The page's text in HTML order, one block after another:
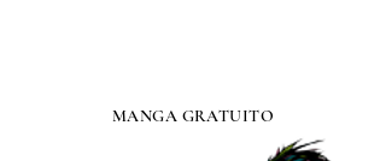
MANGA GRATUITO